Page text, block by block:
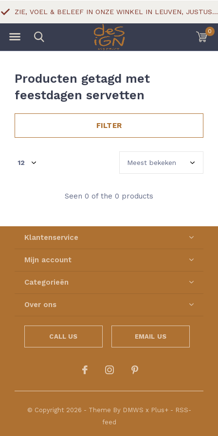
0
ZIE, VOEL & BELEEF IN ONZE WINKEL IN LEUVEN, JUSTUS LIPSIUSSTRAAT 18
Producten getagd met
feestdagen servetten
FILTER
Seen 0 of the 0 products
Klantenservice
Mijn account
Categorieën
Over ons
CALL US EMAIL US
© Copyright 2026 - Theme By DMWS x Plus+- RSS-
feed